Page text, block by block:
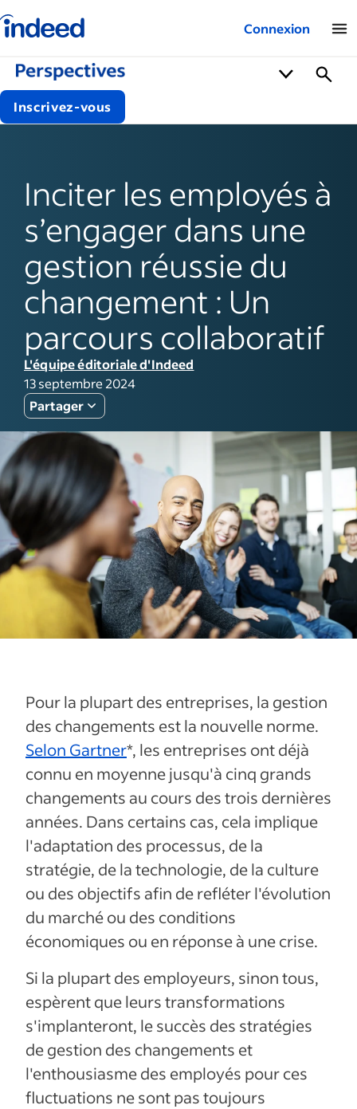
Indeed – Entreprises Connexion
Inscrivez-vous
Inciter les employés à
s’engager dans une
gestion réussie du
changement : Un
parcours collaboratif
L'équipe éditoriale d'Indeed
13 septembre 2024
Partager
Pour la plupart des entreprises, la gestion
des changements est la nouvelle norme.
Selon Gartner*, les entreprises ont déjà
connu en moyenne jusqu'à cinq grands
changements au cours des trois dernières
années. Dans certains cas, cela implique
l'adaptation des processus, de la
stratégie, de la technologie, de la culture
ou des objectifs afin de refléter l'évolution
du marché ou des conditions
économiques ou en réponse à une crise.
Si la plupart des employeurs, sinon tous,
espèrent que leurs transformations
s'implanteront, le succès des stratégies
de gestion des changements et
l'enthousiasme des employés pour ces
fluctuations ne sont pas toujours